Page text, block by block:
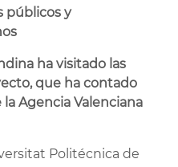
públicos y
ha visitado las
que ha contado
Agencia Valenciana
Politécnica de